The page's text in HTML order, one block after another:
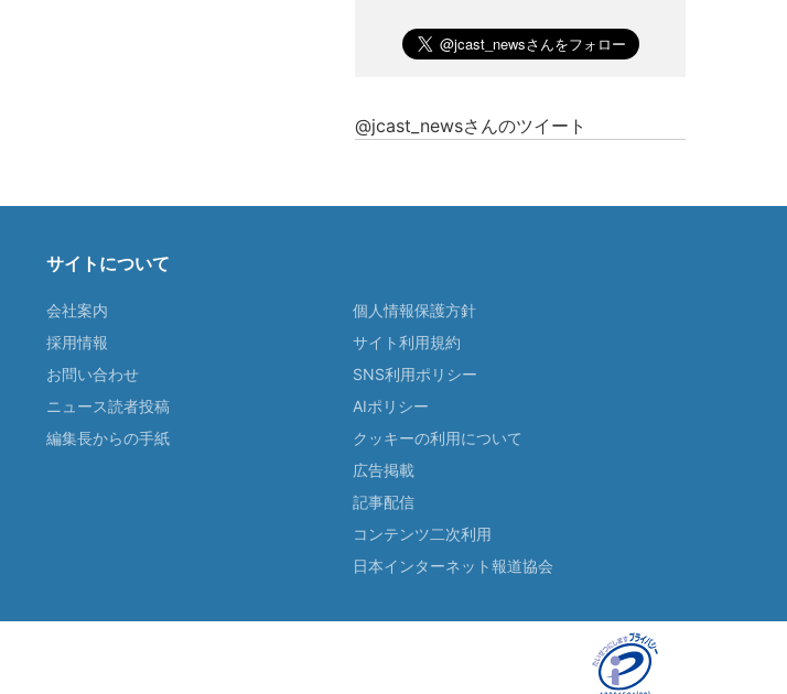
@jcast_newsさんのツイート
サイトについて
会社案内
採用情報
お問い合わせ
ニュース読者投稿
編集長からの手紙
個人情報保護方針
サイト利用規約
SNS利用ポリシー
AIポリシー
クッキーの利用について
広告掲載
記事配信
コンテンツ二次利用
日本インターネット報道協会